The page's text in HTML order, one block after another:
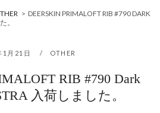
> DEERSKIN PRIMALOFT RIB #790 DARK
。
1月21日 OTHER
RIB #790 Dark
入荷しました。